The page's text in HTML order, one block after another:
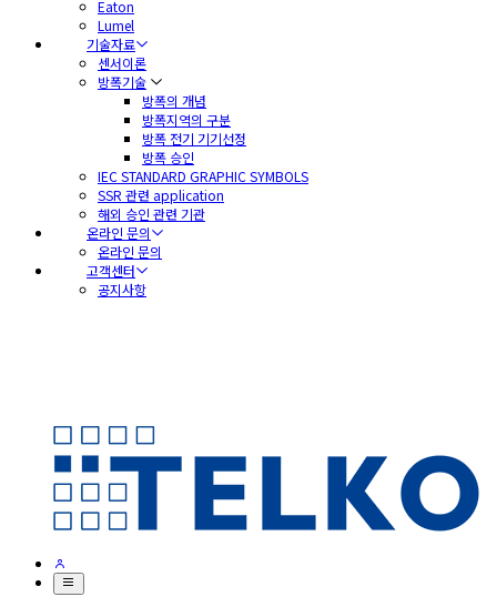
Eaton
Lumel
기술자료
센서이론
방폭기술
방폭의 개념
방폭지역의 구분
방폭 전기 기기선정
방폭 승인
IEC STANDARD GRAPHIC SYMBOLS
SSR 관련 application
해외 승인 관련 기관
온라인 문의
온라인 문의
고객센터
공지사항